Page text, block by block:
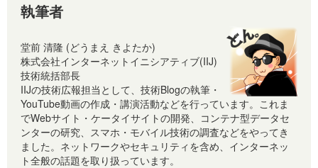
執筆者
堂前 清隆 (どうまえ きよたか)
株式会社インターネットイニシアティブ(IIJ)
技術統括部長
IIJの技術広報担当として、技術Blogの執筆・
YouTube動画の作成・講演活動などを行っています。これま
でWebサイト・ケータイサイトの開発、コンテナ型データセ
ンターの研究、スマホ・モバイル技術の調査などをやってき
ました。ネットワークやセキュリティを含め、インターネッ
ト全般の話題を取り扱っています。